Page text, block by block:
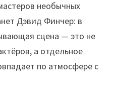
необычных
Дэвид Финчер: в
сцена — это не
а отдельное
по атмосфере с